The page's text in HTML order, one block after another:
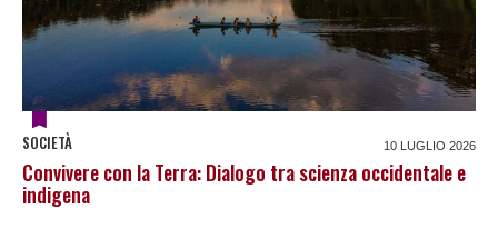
SOCIETÀ 10 LUGLIO 2026
Convivere con la Terra: Dialogo tra scienza occidentale e
indigena